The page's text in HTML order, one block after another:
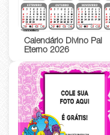
Calendário Divino Pai
Eterno 2026